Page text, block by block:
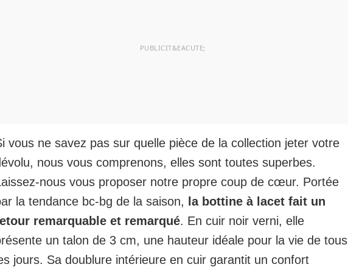
vous ne savez pas sur quelle pièce de la collection jeter votre
nous vous comprenons, elles sont toutes superbes.
nous vous proposer notre propre coup de cœur. Portée
la tendance bc-bg de la saison, la bottine à lacet fait un
remarquable et remarqué. En cuir noir verni, elle
un talon de 3 cm, une hauteur idéale pour la vie de tous
jours. Sa doublure intérieure en cuir garantit un confort